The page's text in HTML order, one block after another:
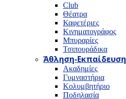
Club
Θέατρα
Καφετέριες
Κινηματογράφος
Μπυραρίες
Τσιπουράδικα
Άθληση-Εκπαίδευση
Ακαδημίες
Γυμναστήρια
Κολυμβητήριο
Ποδηλασία